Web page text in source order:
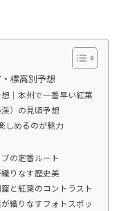
標高別予想
｜本州で一番早い紅葉
）の見頃予想
しめるのが魅力
の定番ルート
りなす歴史美
と紅葉のコントラスト
織りなすフォトスポッ